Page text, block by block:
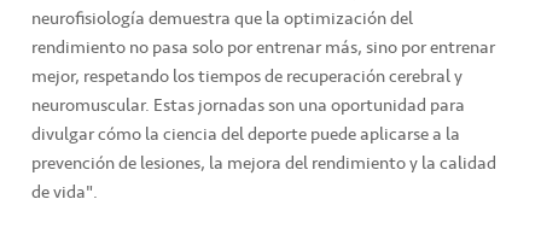
neurofisiología demuestra que la optimización del
rendimiento no pasa solo por entrenar más, sino por entrenar
mejor, respetando los tiempos de recuperación cerebral y
neuromuscular. Estas jornadas son una oportunidad para
divulgar cómo la ciencia del deporte puede aplicarse a la
prevención de lesiones, la mejora del rendimiento y la calidad
de vida".